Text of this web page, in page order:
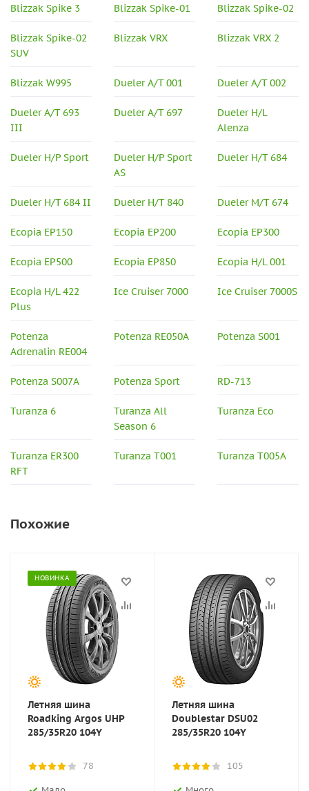
Blizzak Spike 3 Blizzak Spike-01 Blizzak Spike-02
Blizzak Spike-02
SUV
Blizzak VRX Blizzak VRX 2
Blizzak W995 Dueler A/T 001 Dueler A/T 002
Dueler A/T 693
III
Dueler A/T 697
Dueler H/L
Alenza
Dueler H/P Sport
Dueler H/P Sport
AS
Dueler H/T 684
Dueler H/T 684 II Dueler H/T 840 Dueler M/T 674
Ecopia EP150 Ecopia EP200 Ecopia EP300
Ecopia EP500 Ecopia EP850 Ecopia H/L 001
Ecopia H/L 422
Plus
Ice Cruiser 7000 Ice Cruiser 7000S
Potenza
Adrenalin RE004
Potenza RE050A Potenza S001
Potenza S007A Potenza Sport RD-713
Turanza 6
Turanza All
Season 6
Turanza Eco
Turanza ER300
RFT
Turanza T001 Turanza T005A
Похожие
НОВИНКА
Летняя шина
Roadking Argos UHP
285/35R20 104Y
78
Летняя шина
Doublestar DSU02
285/35R20 104Y
105